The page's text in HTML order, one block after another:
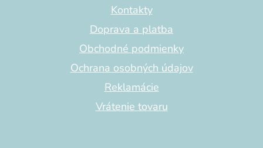
Kontakty
Doprava a platba
Obchodné podmienky
Ochrana osobných údajov
Reklamácie
Vrátenie tovaru